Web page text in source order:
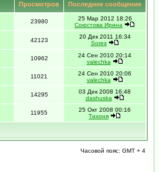
Просмотров Последнее сообщение
23980
25 Мар 2012 18:26
Союстова Ирина
42123
20 Дек 2011 16:34
Sores
10962
24 Сен 2010 20:14
valechka
11021
24 Сен 2010 20:06
valechka
14295
03 Дек 2008 16:48
dashuska
11955
25 Окт 2008 00:16
Тихоня
Часовой пояс: GMT + 4